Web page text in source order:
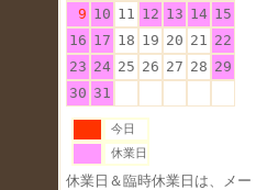
9 10 11 12 13 14 15
16 17 18 19 20 21 22
23 24 25 26 27 28 29
30 31
今日
休業日
休業日＆臨時休業日は、メー